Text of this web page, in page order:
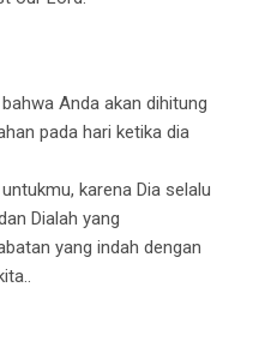
Anda akan dihitung
pada hari ketika dia
karena Dia selalu
Dialah yang
yang indah dengan